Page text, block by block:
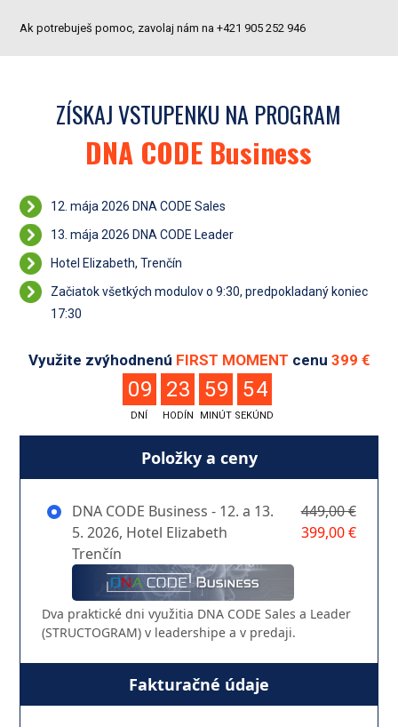
Ak potrebuješ pomoc, zavolaj nám na +421 905 252 946
ZÍSKAJ VSTUPENKU NA PROGRAM
DNA CODE Business
12. mája 2026 DNA CODE Sales
13. mája 2026 DNA CODE Leader
Hotel Elizabeth, Trenčín
Začiatok všetkých modulov o 9:30, predpokladaný koniec
17:30
Využite zvýhodnenú FIRST MOMENT cenu 399 €
09
DNÍ
23
HODÍN
59
MINÚT
54
SEKÚND
Položky a ceny
DNA CODE Business - 12. a 13.
5. 2026, Hotel Elizabeth
Trenčín
449,00 €
399,00 €
Dva praktické dni využitia DNA CODE Sales a Leader
(STRUCTOGRAM) v leadershipe a v predaji.
Fakturačné údaje